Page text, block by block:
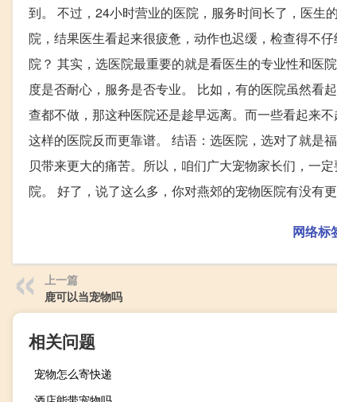
到。 不过，24小时营业的医院，服务时间长了，医生
院，结果医生看起来很疲惫，动作也迟缓，检查得不
院？ 其实，选医院最重要的就是看医生的专业性和医
度是否耐心，服务是否专业。 比如，有的医院虽然看
查都不做，那这种医院还是趁早远离。而一些看起来
这样的医院反而更靠谱。 结语：选医院，选对了就是
贝带来更大的痛苦。所以，咱们广大宠物家长们，一
院。 好了，说了这么多，你对燕郊的宠物医院有没有
网络标
上一篇
鹿可以当宠物吗
相关问题
宠物怎么寄快递